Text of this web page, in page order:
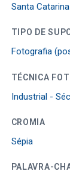
Santa Catarina
TIPO DE
Fotografia
TÉCNICA
Industrial -
CROMIA
Sépia
PALAVRA-